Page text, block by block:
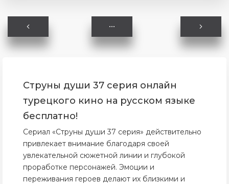
Струны души 37 серия онлайн
турецкого кино на русском языке
бесплатно!
Сериал «Струны души 37 серия» действительно
привлекает внимание благодаря своей
увлекательной сюжетной линии и глубокой
проработке персонажей. Эмоции и
переживания героев делают их близкими и